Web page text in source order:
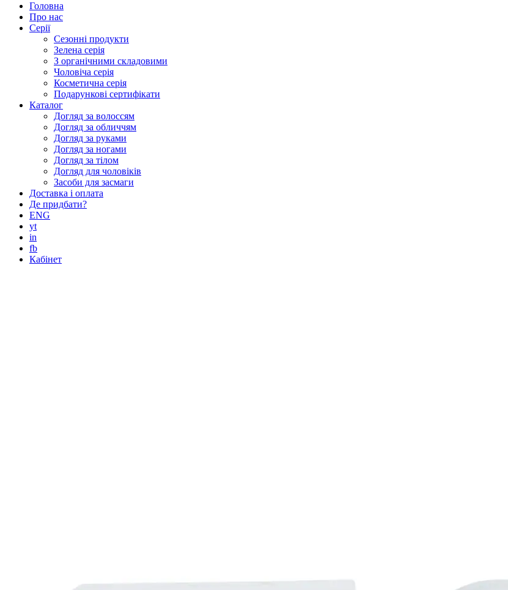
Головна
Про нас
Серії
Сезонні продукти
Зелена серія
З органічними складовими
Чоловіча серія
Косметична серія
Подарункові сертифікати
Каталог
Догляд за волоссям
Догляд за обличчям
Догляд за руками
Догляд за ногами
Догляд за тілом
Догляд для чоловіків
Засоби для засмаги
Доставка і оплата
Де придбати?
ENG
yt
in
fb
Кабінет